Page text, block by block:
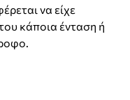
να είχε
κάποια ένταση ή